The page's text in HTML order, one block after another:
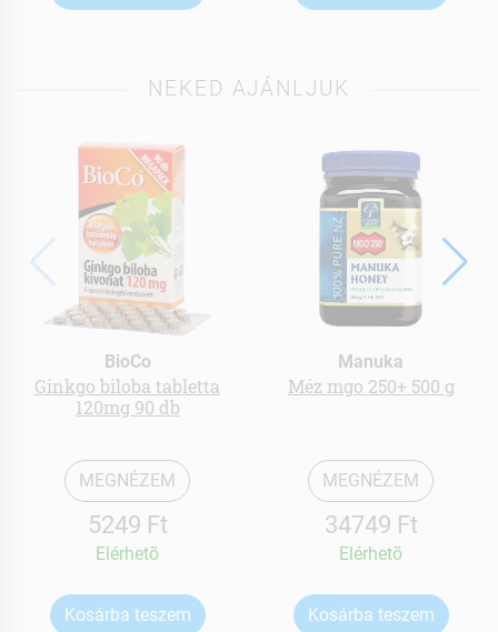
NEKED AJÁNLJUK
BioCo
Ginkgo biloba tabletta
120mg 90 db
MEGNÉZEM
5249 Ft
Elérhetõ
Kosárba teszem
Manuka
Méz mgo 250+ 500 g
MEGNÉZEM
34749 Ft
Elérhetõ
Kosárba teszem